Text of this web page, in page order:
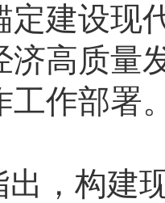
定建设现
济高质量
工作部署
出，构建